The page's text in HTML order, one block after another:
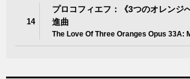
14
プロコフィエフ：《3つのオレンジ
進曲
The Love Of Three Oranges Opus 33A: